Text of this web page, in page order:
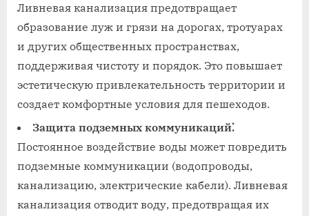
Ливневая канализация предотвращает
образование луж и грязи на дорогах, тротуарах
и других общественных пространствах,
поддерживая чистоту и порядок. Это повышает
эстетическую привлекательность территории и
создает комфортные условия для пешеходов.
Защита подземных коммуникаций⁚
Постоянное воздействие воды может повредить
подземные коммуникации (водопроводы,
канализацию, электрические кабели). Ливневая
канализация отводит воду, предотвращая их